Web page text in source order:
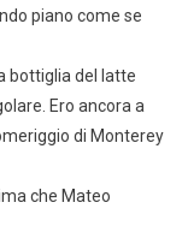
piano come se
bottiglia del latte
Ero ancora a
di Monterey
che Mateo